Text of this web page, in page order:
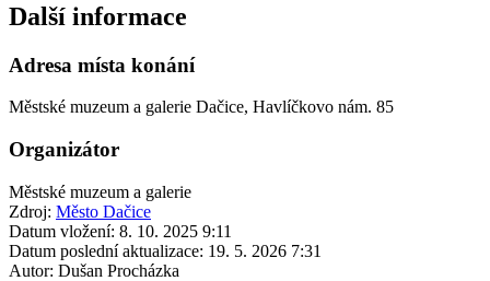
Další informace
Adresa místa konání
Městské muzeum a galerie Dačice, Havlíčkovo nám. 85
Organizátor
Městské muzeum a galerie
Zdroj: Město Dačice
Datum vložení: 8. 10. 2025 9:11
Datum poslední aktualizace: 19. 5. 2026 7:31
Autor: Dušan Procházka